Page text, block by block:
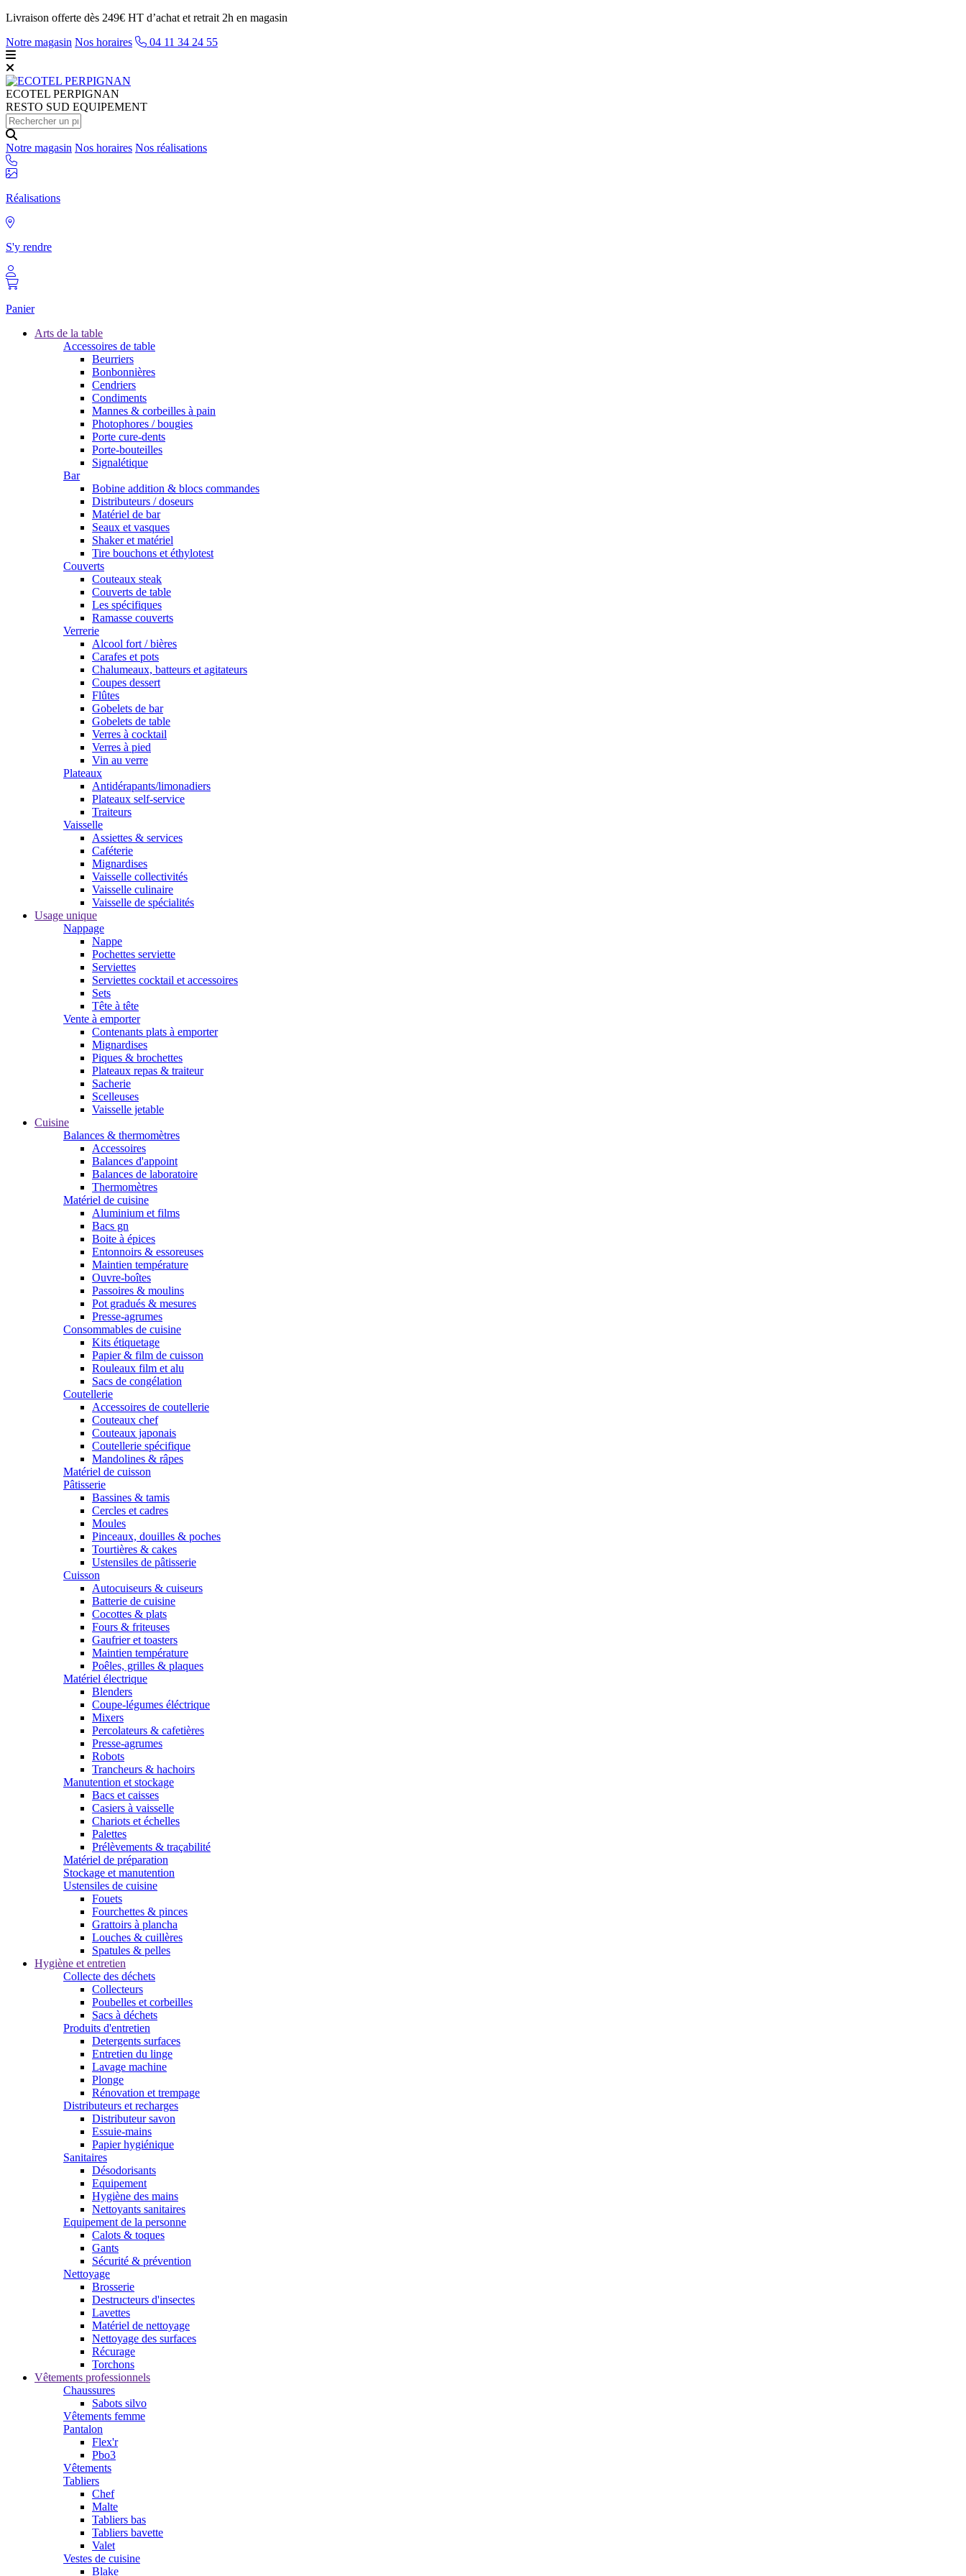
Livraison offerte dès 249€ HT d’achat et retrait 2h en magasin
Notre magasin Nos horaires 04 11 34 24 55
ECOTEL PERPIGNAN
RESTO SUD EQUIPEMENT
Notre magasin Nos horaires Nos réalisations
Réalisations
S'y rendre
Panier
Arts de la table
Accessoires de table
Beurriers
Bonbonnières
Cendriers
Condiments
Mannes & corbeilles à pain
Photophores / bougies
Porte cure-dents
Porte-bouteilles
Signalétique
Bar
Bobine addition & blocs commandes
Distributeurs / doseurs
Matériel de bar
Seaux et vasques
Shaker et matériel
Tire bouchons et éthylotest
Couverts
Couteaux steak
Couverts de table
Les spécifiques
Ramasse couverts
Verrerie
Alcool fort / bières
Carafes et pots
Chalumeaux, batteurs et agitateurs
Coupes dessert
Flûtes
Gobelets de bar
Gobelets de table
Verres à cocktail
Verres à pied
Vin au verre
Plateaux
Antidérapants/limonadiers
Plateaux self-service
Traiteurs
Vaisselle
Assiettes & services
Caféterie
Mignardises
Vaisselle collectivités
Vaisselle culinaire
Vaisselle de spécialités
Usage unique
Nappage
Nappe
Pochettes serviette
Serviettes
Serviettes cocktail et accessoires
Sets
Tête à tête
Vente à emporter
Contenants plats à emporter
Mignardises
Piques & brochettes
Plateaux repas & traiteur
Sacherie
Scelleuses
Vaisselle jetable
Cuisine
Balances & thermomètres
Accessoires
Balances d'appoint
Balances de laboratoire
Thermomètres
Matériel de cuisine
Aluminium et films
Bacs gn
Boite à épices
Entonnoirs & essoreuses
Maintien température
Ouvre-boîtes
Passoires & moulins
Pot gradués & mesures
Presse-agrumes
Consommables de cuisine
Kits étiquetage
Papier & film de cuisson
Rouleaux film et alu
Sacs de congélation
Coutellerie
Accessoires de coutellerie
Couteaux chef
Couteaux japonais
Coutellerie spécifique
Mandolines & râpes
Matériel de cuisson
Pâtisserie
Bassines & tamis
Cercles et cadres
Moules
Pinceaux, douilles & poches
Tourtières & cakes
Ustensiles de pâtisserie
Cuisson
Autocuiseurs & cuiseurs
Batterie de cuisine
Cocottes & plats
Fours & friteuses
Gaufrier et toasters
Maintien température
Poêles, grilles & plaques
Matériel électrique
Blenders
Coupe-légumes éléctrique
Mixers
Percolateurs & cafetières
Presse-agrumes
Robots
Trancheurs & hachoirs
Manutention et stockage
Bacs et caisses
Casiers à vaisselle
Chariots et échelles
Palettes
Prélèvements & traçabilité
Matériel de préparation
Stockage et manutention
Ustensiles de cuisine
Fouets
Fourchettes & pinces
Grattoirs à plancha
Louches & cuillères
Spatules & pelles
Hygiène et entretien
Collecte des déchets
Collecteurs
Poubelles et corbeilles
Sacs à déchets
Produits d'entretien
Detergents surfaces
Entretien du linge
Lavage machine
Plonge
Rénovation et trempage
Distributeurs et recharges
Distributeur savon
Essuie-mains
Papier hygiénique
Sanitaires
Désodorisants
Equipement
Hygiène des mains
Nettoyants sanitaires
Equipement de la personne
Calots & toques
Gants
Sécurité & prévention
Nettoyage
Brosserie
Destructeurs d'insectes
Lavettes
Matériel de nettoyage
Nettoyage des surfaces
Récurage
Torchons
Vêtements professionnels
Chaussures
Sabots silvo
Vêtements femme
Pantalon
Flex'r
Pbo3
Vêtements
Tabliers
Chef
Malte
Tabliers bas
Tabliers bavette
Valet
Vestes de cuisine
Blake